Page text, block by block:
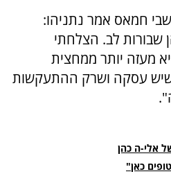
חמאס אמר נתניהו:
שבורות לב. הצלחתי
מעזה יותר ממחצית
שיש עסקה ושרק ההתעקשות
אלי-ה כהן
כאן"